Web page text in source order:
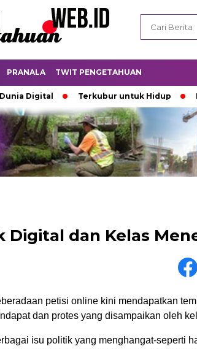
PRANALA TWIT PENGETAHUAN
Terkubur untuk Hidup Batas
Digital dan Kelas
petisi online kini mendapatkan
dan protes yang disampaikan oleh
isu politik yang menghangat-seperti